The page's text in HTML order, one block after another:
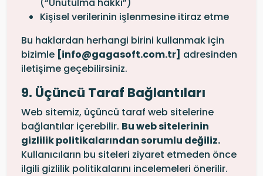
Kişisel verilerinin işlenmesine itiraz etme
Bu haklardan herhangi birini kullanmak için
bizimle [info@gagasoft.com.tr] adresinden
iletişime geçebilirsiniz.
9. Üçüncü Taraf Bağlantıları
Web sitemiz, üçüncü taraf web sitelerine
bağlantılar içerebilir. Bu web sitelerinin
gizlilik politikalarından sorumlu değiliz.
Kullanıcıların bu siteleri ziyaret etmeden önce
ilgili gizlilik politikalarını incelemeleri önerilir.